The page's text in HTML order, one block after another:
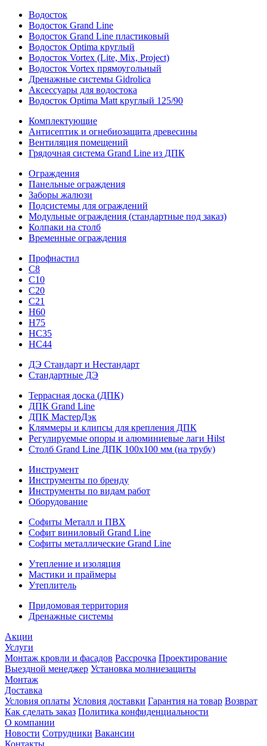
Водосток
Водосток Grand Line
Водосток Grand Line пластиковый
Водосток Optima круглый
Водосток Vortex (Lite, Mix, Project)
Водосток Vortex прямоугольный
Дренажные системы Gidrolica
Аксессуары для водостока
Водосток Optima Matt круглый 125/90
Комплектующие
Антисептик и огнебиозащита древесины
Вентиляция помещений
Грядочная система Grand Line из ДПК
Ограждения
Панельные ограждения
Заборы жалюзи
Подсистемы для ограждений
Модульные ограждения (стандартные под заказ)
Колпаки на столб
Временные ограждения
Профнастил
С8
С10
С20
С21
H60
H75
HС35
НС44
ДЭ Стандарт и Нестандарт
Стандартные ДЭ
Террасная доска (ДПК)
ДПК Grand Line
ДПК МастерДэк
Кляммеры и клипсы для крепления ДПК
Регулируемые опоры и алюминиевые лаги Hilst
Столб Grand Line ДПК 100х100 мм (на трубу)
Инструмент
Инструменты по бренду
Инструменты по видам работ
Оборудование
Софиты Металл и ПВХ
Софит виниловый Grand Line
Софиты металлические Grand Line
Утепление и изоляция
Мастики и праймеры
Утеплитель
Придомовая территория
Дренажные системы
Акции
Услуги
Монтаж кровли и фасадов Рассрочка Проектирование
Выездной менеджер Установка молниезащиты
Монтаж
Доставка
Условия оплаты Условия доставки Гарантия на товар Возврат
Как сделать заказ Политика конфиденциальности
О компании
Новости Сотрудники Вакансии
Контакты